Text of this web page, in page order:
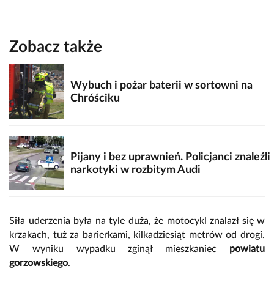
Zobacz także
Wybuch i pożar baterii w sortowni na
Chróściku
Pijany i bez uprawnień. Policjanci znaleźli
narkotyki w rozbitym Audi
Siła uderzenia była na tyle duża, że motocykl znalazł się w
krzakach, tuż za barierkami, kilkadziesiąt metrów od drogi.
W wyniku wypadku zginął mieszkaniec powiatu
gorzowskiego.